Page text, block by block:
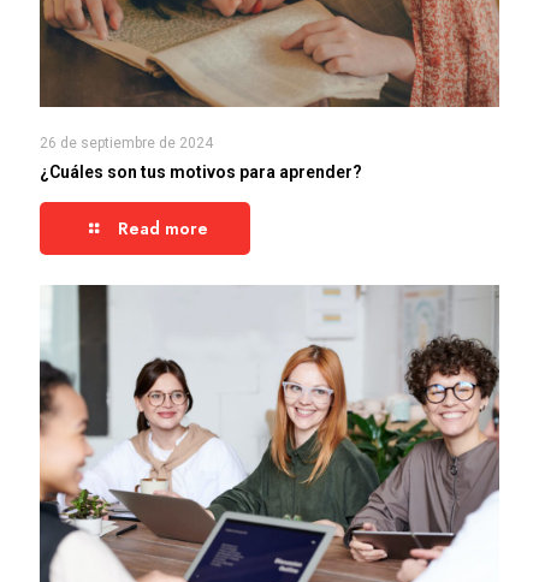
26 de septiembre de 2024
¿Cuáles son tus motivos para aprender?
Read more